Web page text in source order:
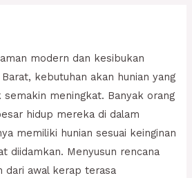
modern dan kesibukan
kebutuhan akan hunian yang
semakin meningkat. Banyak orang
hidup mereka di dalam
memiliki hunian sesuai keinginan
diidamkan. Menyusun rencana
dari awal kerap terasa